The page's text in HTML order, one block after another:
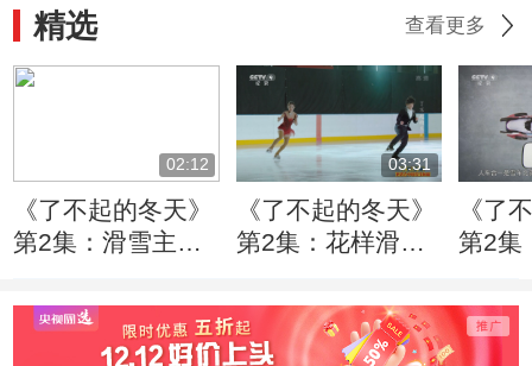
精选 查看更多
02:12
《了不起的冬天》
第2集：滑雪主要
负责“美”
03:31
《了不起的冬天》
第2集：花样滑冰
《了
第2集
车比
路的“